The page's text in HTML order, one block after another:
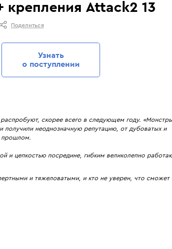
Klover Osbe
Pinbina
79 Ti. Cравнение
крепления Attack2 13
Поделиться
Узнать
о поступлении
скорее всего в следующем году.
получили неоднозначную репутацию, от дубоватых и
прошлом.
и цепкостью посредине, гибким великолепно
и тяжеловатыми, и кто не уверен, что сможет